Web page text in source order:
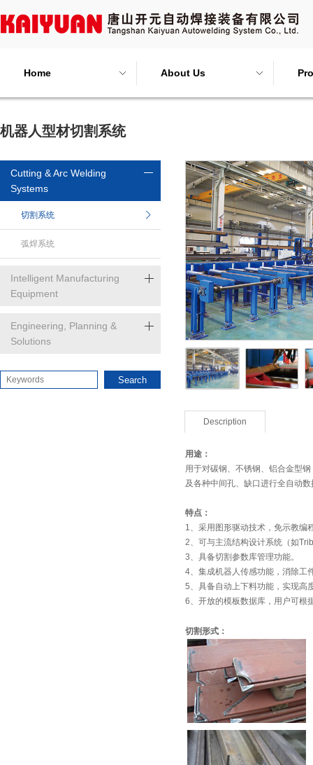
Home About Us
机器人型材切割系统
Cutting & Arc Welding
Systems
切割系统
弧焊系统
Intelligent Manufacturing
Equipment
Engineering, Planning &
Solutions
Search
Description
用途：
用于对碳钢、不锈钢、铝合金型
及各种中间孔、缺口进行全自动
特点：
1、采用图形驱动技术，免示教编
2、可与主流结构设计系统（如
3、具备切割参数库管理功能。
4、集成机器人传感功能，消除工
5、具备自动上下料功能，实现高
6、开放的模板数据库，用户可根
切割形式：